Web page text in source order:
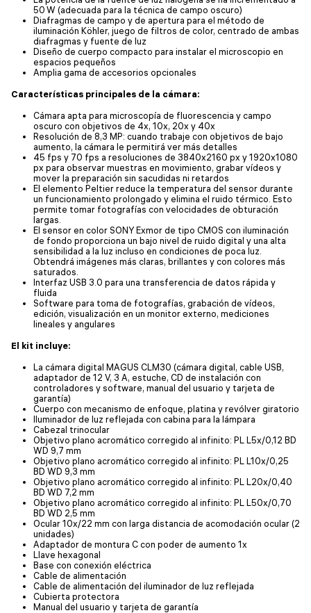
50 W (adecuada para la técnica de campo oscuro)
Diafragmas de campo y de apertura para el método de
iluminación Köhler, juego de filtros de color, centrado de ambas
diafragmas y fuente de luz
Diseño de cuerpo compacto para instalar el microscopio en
espacios pequeños
Amplia gama de accesorios opcionales
Características principales de la cámara:
Cámara apta para microscopía de fluorescencia y campo
oscuro con objetivos de 4x, 10x, 20x y 40x
Resolución de 8,3 MP: cuando trabaje con objetivos de bajo
aumento, la cámara le permitirá ver más detalles
45 fps y 70 fps a resoluciones de 3840x2160 px y 1920x1080
px para observar muestras en movimiento, grabar vídeos y
mover la preparación sin sacudidas ni retardos
El elemento Peltier reduce la temperatura del sensor durante
un funcionamiento prolongado y elimina el ruido térmico. Esto
permite tomar fotografías con velocidades de obturación
largas.
El sensor en color SONY Exmor de tipo CMOS con iluminación
de fondo proporciona un bajo nivel de ruido digital y una alta
sensibilidad a la luz incluso en condiciones de poca luz.
Obtendrá imágenes más claras, brillantes y con colores más
saturados.
Interfaz USB 3.0 para una transferencia de datos rápida y
fluida
Software para toma de fotografías, grabación de vídeos,
edición, visualización en un monitor externo, mediciones
lineales y angulares
El kit incluye:
La cámara digital MAGUS CLM30 (cámara digital, cable USB,
adaptador de 12 V, 3 A, estuche, CD de instalación con
controladores y software, manual del usuario y tarjeta de
garantía)
Cuerpo con mecanismo de enfoque, platina y revólver giratorio
Iluminador de luz reflejada con cabina para la lámpara
Cabezal trinocular
Objetivo plano acromático corregido al infinito: PL L5x/0,12 BD
WD 9,7 mm
Objetivo plano acromático corregido al infinito: PL L10x/0,25
BD WD 9,3 mm
Objetivo plano acromático corregido al infinito: PL L20x/0,40
BD WD 7,2 mm
Objetivo plano acromático corregido al infinito: PL L50х/0,70
BD WD 2,5 mm
Ocular 10x/22 mm con larga distancia de acomodación ocular (2
unidades)
Adaptador de montura C con poder de aumento 1x
Llave hexagonal
Base con conexión eléctrica
Cable de alimentación
Cable de alimentación del iluminador de luz reflejada
Cubierta protectora
Manual del usuario y tarjeta de garantía